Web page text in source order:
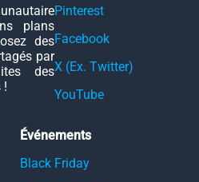
plans
des
par
des
!
Pinterest
Facebook
X (Ex. Twitter)
YouTube
Événements
Black Friday